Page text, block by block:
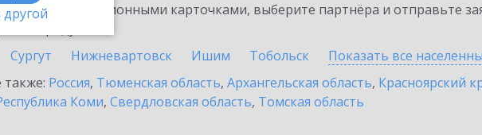
с информационными карточками, выберите партнёра и отправьте
Сургут Нижневартовск Ишим Тобольск Показать все
Россия, Тюменская область, Архангельская область, Красноярский
Коми, Свердловская область, Томская область